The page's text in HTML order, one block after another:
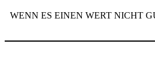
WENN ES EINEN WERT NICHT